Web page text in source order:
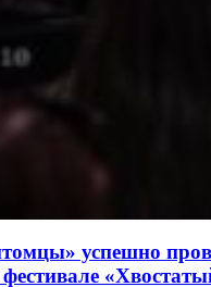
успешно